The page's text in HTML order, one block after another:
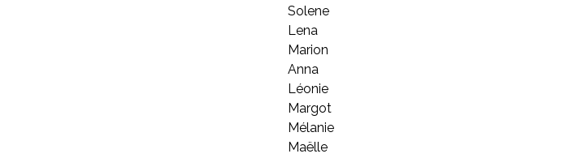
Solene
Lena
Marion
Anna
Léonie
Margot
Mélanie
Maëlle